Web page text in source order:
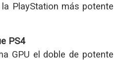
PlayStation más potente
PS4
GPU el doble de potente